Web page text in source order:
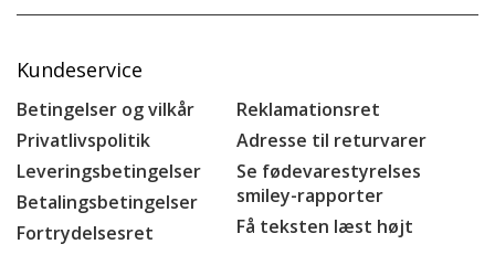
Kundeservice
Betingelser og vilkår
Privatlivspolitik
Leveringsbetingelser
Betalingsbetingelser
Fortrydelsesret
Reklamationsret
Adresse til returvarer
Se fødevarestyrelses
smiley-rapporter
Få teksten læst højt